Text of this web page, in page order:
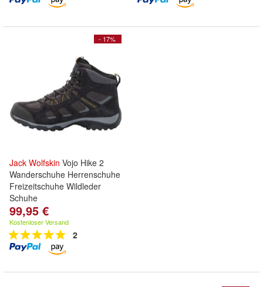
- 17%
Jack Wolfskin Vojo Hike 2
Wanderschuhe Herrenschuhe
Freizeitschuhe Wildleder
Schuhe
99,95 €
Kostenloser Versand
2